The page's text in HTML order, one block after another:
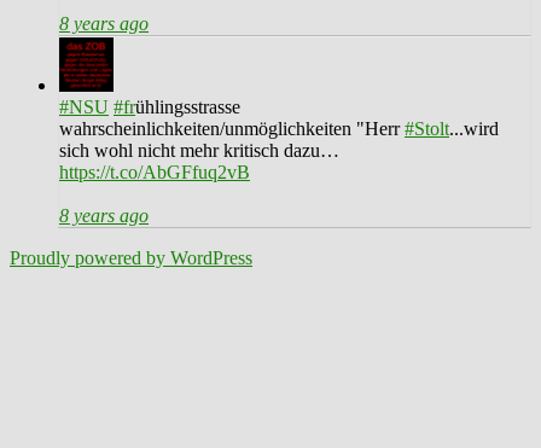
8 years ago
#NSU #frühlingsstrasse
wahrscheinlichkeiten/unmöglichkeiten "Herr#Stolt...wird
sich wohl nicht mehr kritisch dazu…
https://t.co/AbGFfuq2vB
8 years ago
Proudly powered by WordPress